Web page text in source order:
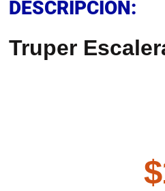
DESCRIPCIÓN:
Truper
$